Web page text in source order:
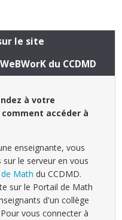
le site
du CCDMD
à votre
accéder à
enseignante, vous
le serveur en vous
Math du CCDMD.
sur le Portail de Math
d'un collège
vous connecter à